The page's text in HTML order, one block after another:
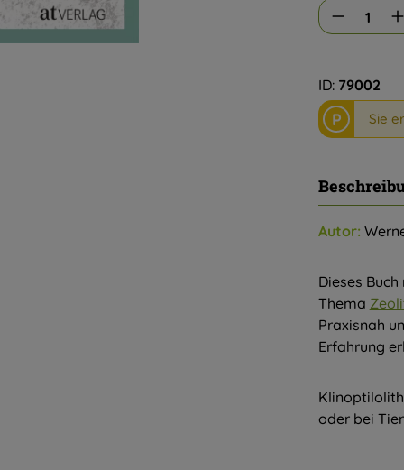
Produkt
ID: 79002
P Sie
Autor:
Dieses
Thema
Praxisnah
Erfahrung
oder bei